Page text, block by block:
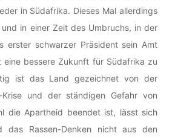
in Südafrika. Dieses Mal allerdings
in einer Zeit des Umbruchs, in der
erster schwarzer Präsident sein Amt
bessere Zukunft für Südafrika zu
ist das Land gezeichnet von der
Krise und der ständigen Gefahr von
die Apartheid beendet ist, lässt sich
das Rassen-Denken nicht aus den